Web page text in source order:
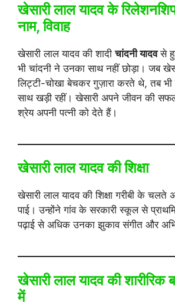
खेसारी लाल यादव के
नाम, विवाह
खेसारी लाल यादव की शादीचांदनी यादवसे
भी चांदनी ने उनका साथ नहीं छोड़ा। जब
लिट्टी-चोखा बेचकर गुज़ारा करते थे, तब
साथ खड़ी रहीं। खेसारी अपने जीवन की
श्रेय अपनी पत्नी को देते हैं।
खेसारी लाल यादव की शिक्षा
खेसारी लाल यादव की शिक्षा गरीबी के
पाई। उन्होंने गांव के सरकारी स्कूल से
पढ़ाई से अधिक उनका झुकाव संगीत और
खेसारी लाल यादव की शारीरिक
में